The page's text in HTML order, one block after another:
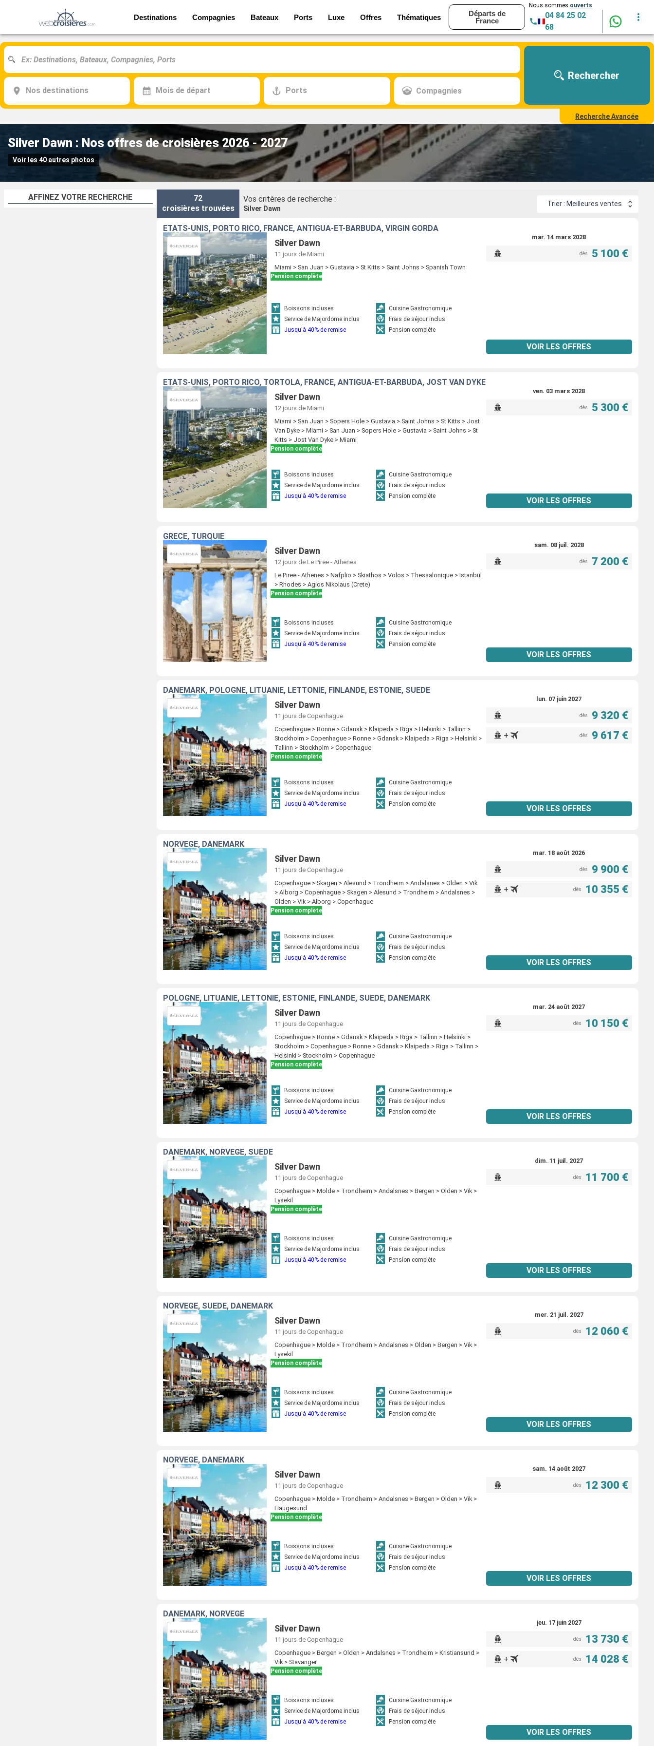
Destinations Compagnies Bateaux Ports Luxe Offres Thématiques
Départs de
France
Nous sommes ouverts
04 84 25 02
68
Nos destinations Mois de départ Ports Compagnies
Rechercher
Recherche Avancée
Silver Dawn : Nos offres de croisières 2026 - 2027
Voir les 40 autres photos
AFFINEZ VOTRE RECHERCHE
72
croisières trouvées
Vos critères de recherche :
Silver Dawn
Trier : Meilleures ventes
ÉTATS-UNIS, PORTO RICO, FRANCE, ANTIGUA-ET-BARBUDA, VIRGIN GORDA
Silver Dawn
11 jours de Miami
Miami > San Juan > Gustavia > St Kitts > Saint Johns > Spanish Town
Pension complète
Boissons incluses
Cuisine Gastronomique
Service de Majordome inclus
Frais de séjour inclus
Jusqu'à 40% de remise
Pension complète
mar. 14 mars 2028
dès 5 100 €
VOIR LES OFFRES
ÉTATS-UNIS, PORTO RICO, TORTOLA, FRANCE, ANTIGUA-ET-BARBUDA, JOST VAN DYKE
Silver Dawn
12 jours de Miami
Miami > San Juan > Sopers Hole > Gustavia > Saint Johns > St Kitts > Jost
Van Dyke > Miami > San Juan > Sopers Hole > Gustavia > Saint Johns > St
Kitts > Jost Van Dyke > Miami
Pension complète
Boissons incluses
Cuisine Gastronomique
Service de Majordome inclus
Frais de séjour inclus
Jusqu'à 40% de remise
Pension complète
ven. 03 mars 2028
dès 5 300 €
VOIR LES OFFRES
GRÈCE, TURQUIE
Silver Dawn
12 jours de Le Piree - Athenes
Le Piree - Athenes > Nafplio > Skiathos > Volos > Thessalonique > Istanbul
> Rhodes > Agios Nikolaus (Crete)
Pension complète
Boissons incluses
Cuisine Gastronomique
Service de Majordome inclus
Frais de séjour inclus
Jusqu'à 40% de remise
Pension complète
sam. 08 juil. 2028
dès 7 200 €
VOIR LES OFFRES
DANEMARK, POLOGNE, LITUANIE, LETTONIE, FINLANDE, ESTONIE, SUÈDE
Silver Dawn
11 jours de Copenhague
Copenhague > Ronne > Gdansk > Klaipeda > Riga > Helsinki > Tallinn >
Stockholm > Copenhague > Ronne > Gdansk > Klaipeda > Riga > Helsinki >
Tallinn > Stockholm > Copenhague
Pension complète
Boissons incluses
Cuisine Gastronomique
Service de Majordome inclus
Frais de séjour inclus
Jusqu'à 40% de remise
Pension complète
lun. 07 juin 2027
dès 9 320 €
+ dès 9 617 €
VOIR LES OFFRES
NORVÈGE, DANEMARK
Silver Dawn
11 jours de Copenhague
Copenhague > Skagen > Alesund > Trondheim > Andalsnes > Olden > Vik
> Alborg > Copenhague > Skagen > Alesund > Trondheim > Andalsnes >
Olden > Vik > Alborg > Copenhague
Pension complète
Boissons incluses
Cuisine Gastronomique
Service de Majordome inclus
Frais de séjour inclus
Jusqu'à 40% de remise
Pension complète
mar. 18 août 2026
dès 9 900 €
+ dès 10 355 €
VOIR LES OFFRES
POLOGNE, LITUANIE, LETTONIE, ESTONIE, FINLANDE, SUÈDE, DANEMARK
Silver Dawn
11 jours de Copenhague
Copenhague > Ronne > Gdansk > Klaipeda > Riga > Tallinn > Helsinki >
Stockholm > Copenhague > Ronne > Gdansk > Klaipeda > Riga > Tallinn >
Helsinki > Stockholm > Copenhague
Pension complète
Boissons incluses
Cuisine Gastronomique
Service de Majordome inclus
Frais de séjour inclus
Jusqu'à 40% de remise
Pension complète
mar. 24 août 2027
dès 10 150 €
VOIR LES OFFRES
DANEMARK, NORVÈGE, SUÈDE
Silver Dawn
11 jours de Copenhague
Copenhague > Molde > Trondheim > Andalsnes > Bergen > Olden > Vik >
Lysekil
Pension complète
Boissons incluses
Cuisine Gastronomique
Service de Majordome inclus
Frais de séjour inclus
Jusqu'à 40% de remise
Pension complète
dim. 11 juil. 2027
dès 11 700 €
VOIR LES OFFRES
NORVÈGE, SUÈDE, DANEMARK
Silver Dawn
11 jours de Copenhague
Copenhague > Molde > Trondheim > Andalsnes > Olden > Bergen > Vik >
Lysekil
Pension complète
Boissons incluses
Cuisine Gastronomique
Service de Majordome inclus
Frais de séjour inclus
Jusqu'à 40% de remise
Pension complète
mer. 21 juil. 2027
dès 12 060 €
VOIR LES OFFRES
NORVÈGE, DANEMARK
Silver Dawn
11 jours de Copenhague
Copenhague > Molde > Trondheim > Andalsnes > Bergen > Olden > Vik >
Haugesund
Pension complète
Boissons incluses
Cuisine Gastronomique
Service de Majordome inclus
Frais de séjour inclus
Jusqu'à 40% de remise
Pension complète
sam. 14 août 2027
dès 12 300 €
VOIR LES OFFRES
DANEMARK, NORVÈGE
Silver Dawn
11 jours de Copenhague
Copenhague > Bergen > Olden > Andalsnes > Trondheim > Kristiansund >
Vik > Stavanger
Pension complète
Boissons incluses
Cuisine Gastronomique
Service de Majordome inclus
Frais de séjour inclus
Jusqu'à 40% de remise
Pension complète
jeu. 17 juin 2027
dès 13 730 €
+ dès 14 028 €
VOIR LES OFFRES